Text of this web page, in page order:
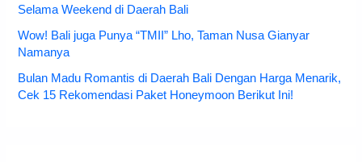
Selama Weekend di Daerah Bali
Wow! Bali juga Punya “TMII” Lho, Taman Nusa Gianyar
Namanya
Bulan Madu Romantis di Daerah Bali Dengan Harga Menarik,
Cek 15 Rekomendasi Paket Honeymoon Berikut Ini!